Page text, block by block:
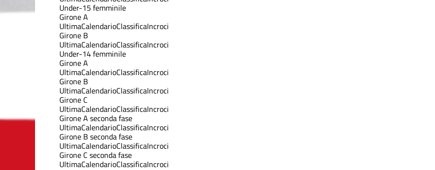
Under-15 femminile
Girone A
UltimaCalendarioClassificaIncroci
Girone B
UltimaCalendarioClassificaIncroci
Under-14 femminile
Girone A
UltimaCalendarioClassificaIncroci
Girone B
UltimaCalendarioClassificaIncroci
Girone C
UltimaCalendarioClassificaIncroci
Girone A seconda fase
UltimaCalendarioClassificaIncroci
Girone B seconda fase
UltimaCalendarioClassificaIncroci
Girone C seconda fase
UltimaCalendarioClassificaIncroci